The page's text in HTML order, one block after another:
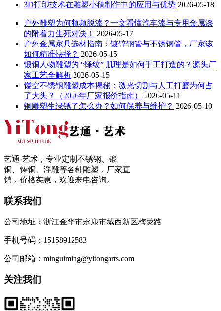
3D打印技术在雕塑小稿制作中的应用与优势 2026-05-18
户外雕塑为何频频脱漆？一文看懂汽车漆与专用金属漆
的附着力生死对决！
2026-05-17
户外金属家具选材指南：镀锌钢管与不锈钢管，厂家该
如何精准抉择？ 2026-05-15
锻铜人物雕塑的 “锤纹” 肌理是如何手工打造的？源头厂
家工艺全解析 2026-05-15
镂空不锈钢雕塑成本揭秘：激光切割与人工打磨为何占
了大头？（2026年厂家报价指南）
2026-05-11
铜雕塑生绿锈了怎么办？如何保养与维护？ 2026-05-10
艺通·艺术，专业定制不锈钢、锻
铜、铸铜、浮雕等各种雕塑，厂家直
销，价格实惠，欢迎来电咨询。
联系我们
公司地址：浙江金华市永康市城西新区梅陇路
手机号码：15158912583
公司邮箱：minguiming@yitongarts.com
关注我们